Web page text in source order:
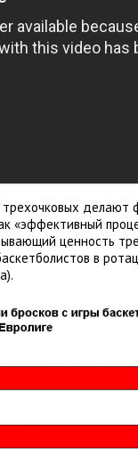
«эффективный
ценность
в